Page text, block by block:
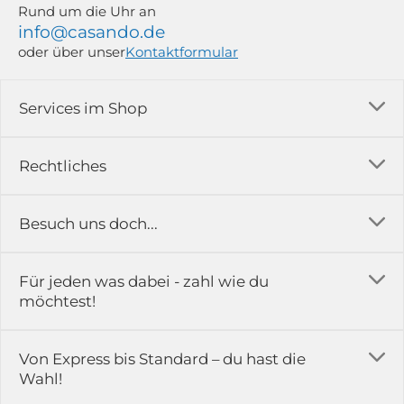
Rechtliches
Impressum
Rückgabe & Reklamation
Widerrufsrecht
Services im Shop
Versandkosten
Erfahrungsberichte & Bewertungen
Kontakt
Karriere
Gewerbekunden
Besuch uns doch...
in der Ausstellung...
51789 Lindlar
Hinweis:
Rund um die Uhr an
info@casando.de
oder über unserKontaktformular
Für jeden was dabei - zahl wie du
möchtest!
Von Express bis Standard – du hast die
Wahl!